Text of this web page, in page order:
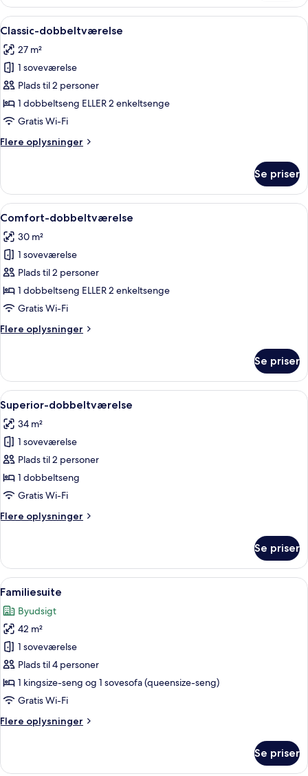
Indlæs
alle
billeder
af
Classic-
dobbeltværelse
Et hotelværelse med en seng, to
6
Classic-dobbeltværelse
27 m²
1 soveværelse
Plads til 2 personer
1 dobbeltseng ELLER 2 enkeltsenge
Gratis Wi-Fi
Flere oplysninger
Flere
dobbeltværelse
Se priser
Indlæs
alle
billeder
af
Comfort-
dobbeltværelse
Et hotelværelse med en stor seng, et
5
Comfort-dobbeltværelse
30 m²
1 soveværelse
Plads til 2 personer
1 dobbeltseng ELLER 2 enkeltsenge
Gratis Wi-Fi
Flere oplysninger
Flere
dobbeltværelse
Se priser
Indlæs
alle
billeder
af
Superior-
dobbeltværelse
Allergivenligt sengetøj, minibar,
7
Superior-dobbeltværelse
34 m²
1 soveværelse
Plads til 2 personer
1 dobbeltseng
Gratis Wi-Fi
Flere oplysninger
Flere
dobbeltværelse
Se priser
Indlæs
alle
billeder
af
Familiesuite
Et moderne hotelværelse med en
8
Familiesuite
Byudsigt
42 m²
1 soveværelse
Plads til 4 personer
1 kingsize-seng og 1 sovesofa (queensize-seng)
Gratis Wi-Fi
Flere oplysninger
Flere
Se priser